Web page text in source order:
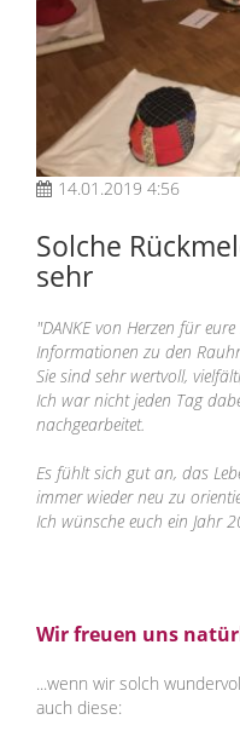
14.01.2019 4:56
Solche
sehr
"DANKE von Herzen für
Informationen zu den
Sie sind sehr wertvoll,
Ich war nicht jeden Tag
nachgearbeitet.
Es fühlt sich gut an, das
immer wieder neu zu
Ich wünsche euch ein Jahr
Wir freuen uns
...wenn wir solch
auch diese: